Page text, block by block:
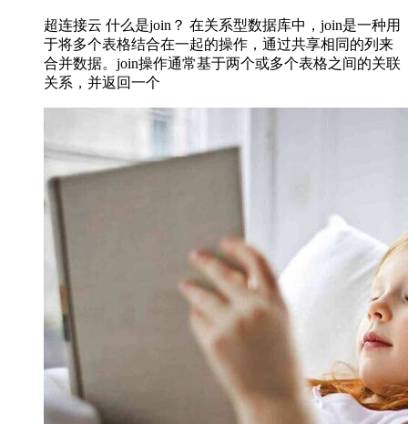
超连接云 什么是join？ 在关系型数据库中，join是一种用
于将多个表格结合在一起的操作，通过共享相同的列来
合并数据。join操作通常基于两个或多个表格之间的关联
关系，并返回一个